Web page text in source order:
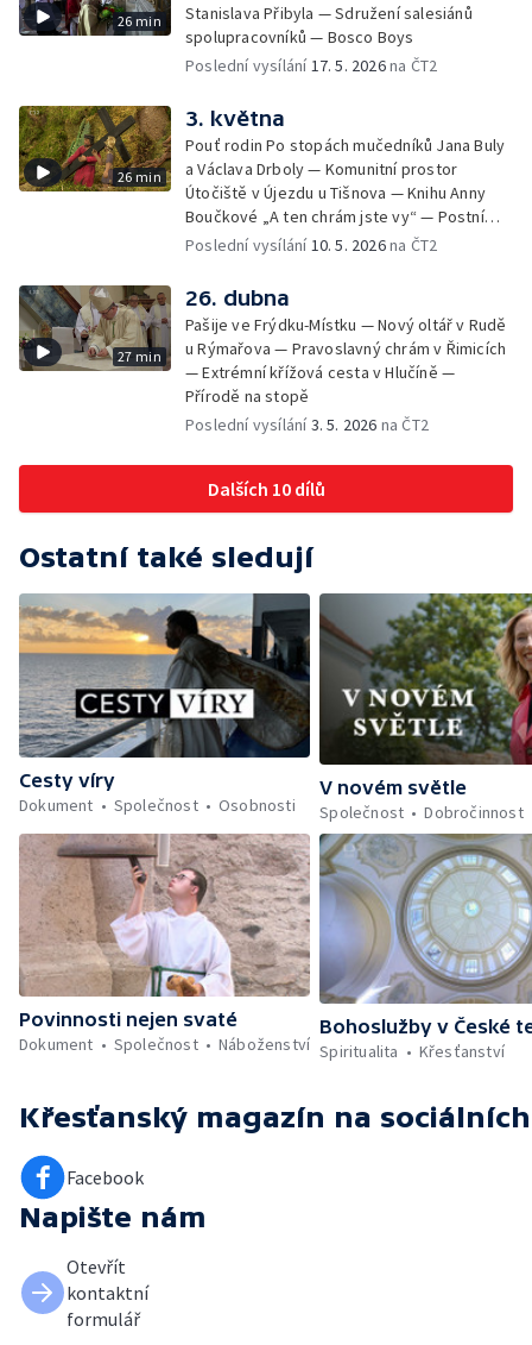
26 min
Stanislava Přibyla — Sdružení salesiánů
spolupracovníků — Bosco Boys
Poslední vysílání17. 5. 2026na ČT2
26 min
3. května
Pouť rodin Po stopách mučedníků Jana Buly
a Václava Drboly — Komunitní prostor
Útočiště v Újezdu u Tišnova — Knihu Anny
Boučkové „A ten chrám jste vy“ — Postní
betlém v kostele sv. Jakuba Většího v
Poslední vysílání10. 5. 2026na ČT2
27 min
26. dubna
Pašije ve Frýdku-Místku — Nový oltář v Rudě
u Rýmařova — Pravoslavný chrám v Řimicích
— Extrémní křížová cesta v Hlučíně —
Přírodě na stopě
Poslední vysílání3. 5. 2026 na ČT2
Dalších 10 dílů
Ostatní také sledují
Cesty víry
Dokument
Společnost Osobnosti
V novém světle
Společnost
Dobročinnost
Povinnosti nejen svaté
Dokument
Společnost Náboženství
Bohoslužby v České
Spiritualita
Křesťanství
Křesťanský magazín na
Facebook
Napište nám
Otevřít
kontaktní
formulář